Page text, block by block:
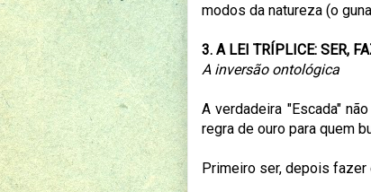
modos da natureza (o
3. A LEI TRÍPLICE: SER,
A inversão ontológica
A verdadeira "Escada"
regra de ouro para quem
Primeiro ser, depois fazer